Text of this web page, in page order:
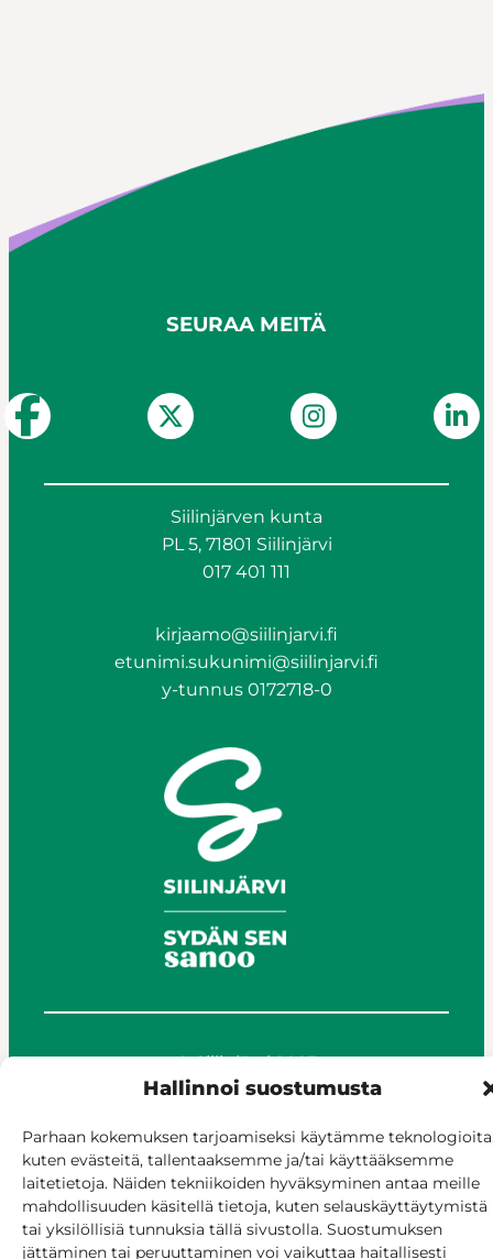
Hallinnoi suostumusta
Parhaan kokemuksen tarjoamiseksi käytämme
kuten evästeitä, tallentaaksemme ja/tai käyttääksemme
laitetietoja. Näiden tekniikoiden hyväksyminen antaa meille
mahdollisuuden käsitellä tietoja, kuten selauskäyttäytymistä
tai yksilöllisiä tunnuksia tällä sivustolla. Suostumuksen
jättäminen tai peruuttaminen voi vaikuttaa haitallisesti
SEURAA MEITÄ
Siilinjärven kunta
PL 5, 71801 Siilinjärvi
017 401 111
kirjaamo@siilinjarvi.fi
etunimi.sukunimi@siilinjarvi.fi
y-tunnus 0172718-0
© Siilinjärvi 2025
Anna palautetta
Laskutus ja maksaminen
Saavutettavuus
Evästekäytäntö
Hallitse suostumusta